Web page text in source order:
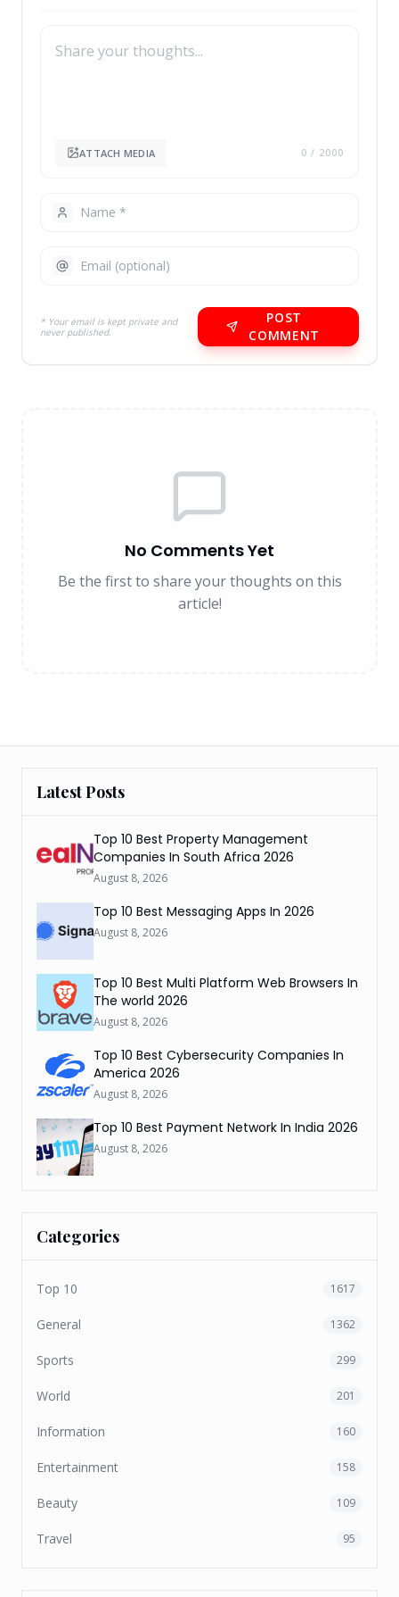
ATTACH MEDIA 0 / 2000
* Your email is kept private and
never published.
POST
COMMENT
No Comments Yet
Be the first to share your thoughts on this
article!
Latest Posts
Top 10 Best Property Management
Companies In South Africa 2026
August 8, 2026
Top 10 Best Messaging Apps In 2026
August 8, 2026
Top 10 Best Multi Platform Web Browsers In
The world 2026
August 8, 2026
Top 10 Best Cybersecurity Companies In
America 2026
August 8, 2026
Top 10 Best Payment Network In India 2026
August 8, 2026
Categories
Top 10 1617
General 1362
Sports 299
World 201
Information 160
Entertainment 158
Beauty 109
Travel 95